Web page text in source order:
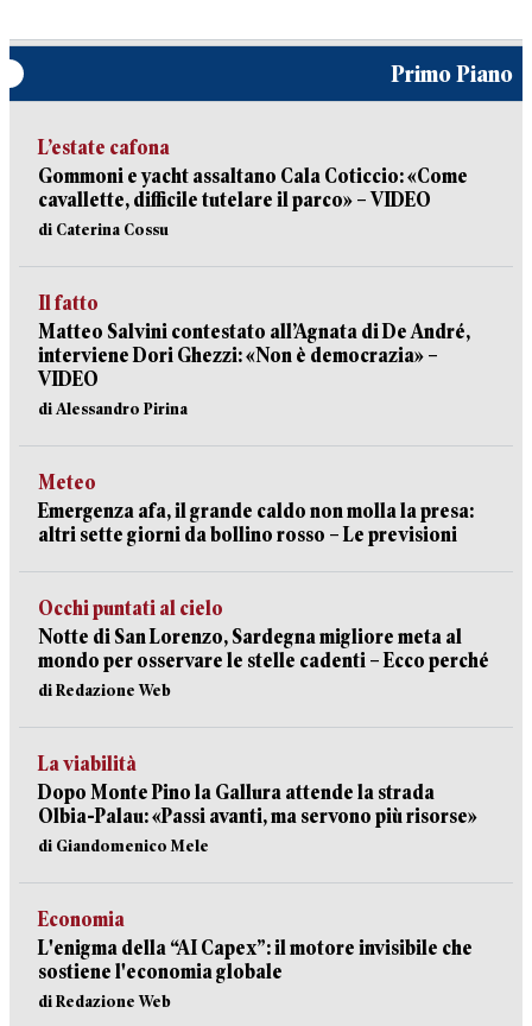
Primo Piano
L’estate cafona
Gommoni e yacht assaltano Cala Coticcio: «Come
cavallette, difficile tutelare il parco» – VIDEO
di Caterina Cossu
Il fatto
Matteo Salvini contestato all’Agnata di De André,
interviene Dori Ghezzi: «Non è democrazia» –
VIDEO
di Alessandro Pirina
Meteo
Emergenza afa, il grande caldo non molla la presa:
altri sette giorni da bollino rosso – Le previsioni
Occhi puntati al cielo
Notte di San Lorenzo, Sardegna migliore meta al
mondo per osservare le stelle cadenti – Ecco perché
di Redazione Web
La viabilità
Dopo Monte Pino la Gallura attende la strada
Olbia-Palau: «Passi avanti, ma servono più risorse»
di Giandomenico Mele
Economia
L'enigma della “AI Capex”: il motore invisibile che
sostiene l'economia globale
di Redazione Web